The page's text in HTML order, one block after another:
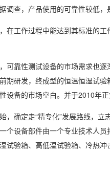
查，产品使用的可靠性较低，
工作过程中能达到其标准的工
靠性测试设备的市场需求也逐
期研发，终成型的恒温恒湿试验
备的市场空白。并于2010年
确定走“精专化”发展路线，立
个设备部件由一个专业技术人
试验箱、高低温试验箱、冷热